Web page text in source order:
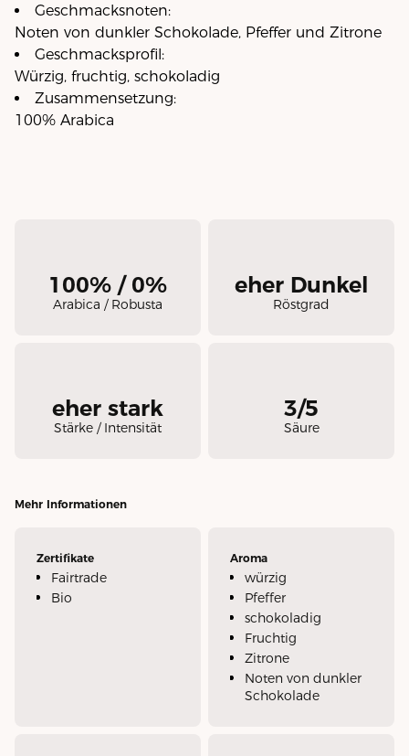
Geschmacksnoten:
Noten von dunkler Schokolade, Pfeffer und Zitrone
Geschmacksprofil:
Würzig, fruchtig, schokoladig
Zusammensetzung:
100% Arabica
100% / 0%
Arabica / Robusta
eher Dunkel
Röstgrad
eher stark
Stärke / Intensität
3/5
Säure
Mehr Informationen
Zertifikate
Fairtrade
Bio
Aroma
würzig
Pfeffer
schokoladig
Fruchtig
Zitrone
Noten von dunkler
Schokolade